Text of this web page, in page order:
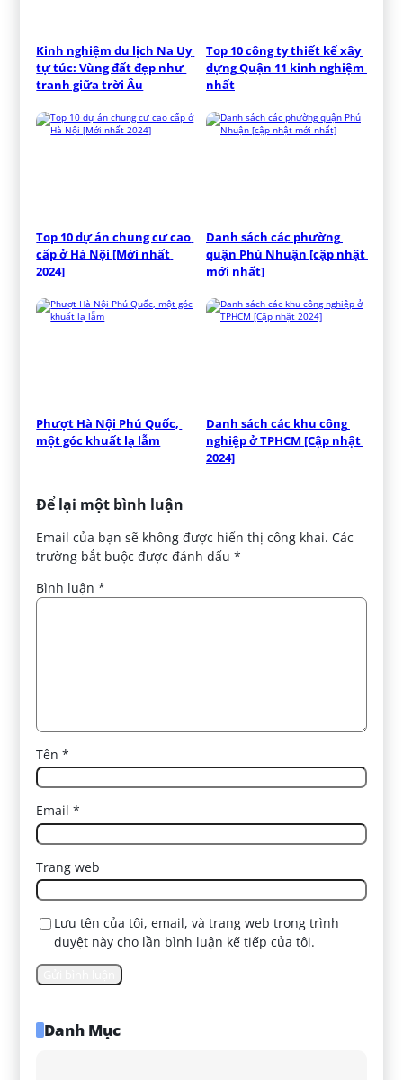
Kinh nghiệm du lịch Na Uy
tự túc: Vùng đất đẹp như
tranh giữa trời Âu
Top 10 công ty thiết kế xây
dựng Quận 11 kinh nghiệm
nhất
Top 10 dự án chung cư cao
cấp ở Hà Nội [Mới nhất
2024]
Danh sách các phường
quận Phú Nhuận [cập nhật
mới nhất]
Phượt Hà Nội Phú Quốc,
một góc khuất lạ lẫm
Danh sách các khu công
nghiệp ở TPHCM [Cập nhật
2024]
Để lại một bình luận
Email của bạn sẽ không được hiển thị công khai. Các
trường bắt buộc được đánh dấu*
Bình luận*
Tên*
Email*
Trang web
Lưu tên của tôi, email, và trang web trong trình
duyệt này cho lần bình luận kế tiếp của tôi.
Danh Mục